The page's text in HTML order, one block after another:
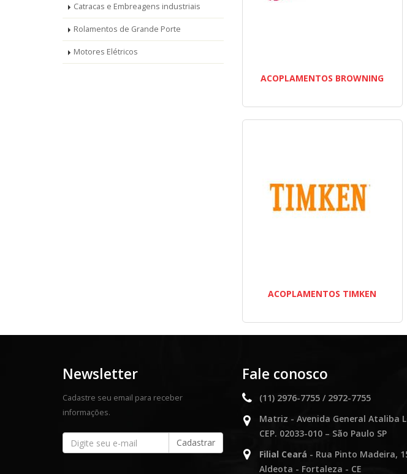
Catracas e Embreagens industriais
Rolamentos de Grande Porte
Motores Elétricos
ACOPLAMENTOS BROWNING
ACOPLAMENTOS TIMKEN
Newsletter
Cadastre seu email para receber
informações.
Fale conosco
(11) 2976-7755 / 2972-7755
Matriz - Avenida General Ataliba
CEP. 02033-010 – São Paulo SP
Filial Ceará - Rua Pinto Madeira,
Aldeota - Fortaleza - CE